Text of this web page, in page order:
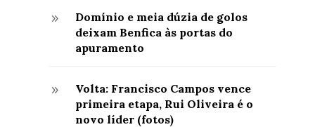
9
Domínio e meia dúzia de golos
deixam Benfica às portas do
apuramento
9
Volta: Francisco Campos vence
primeira etapa, Rui Oliveira é o
novo líder (fotos)